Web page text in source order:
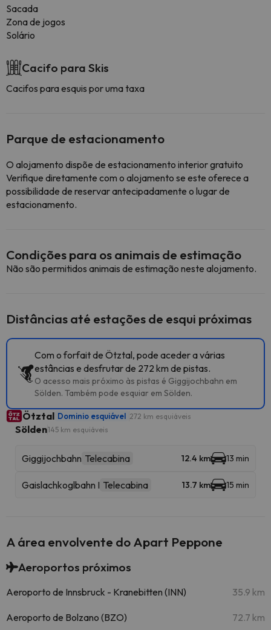
Sacada
Zona de jogos
Solário
Cacifo para Skis
Cacifos para esquis por uma taxa
Parque de estacionamento
O alojamento dispõe de estacionamento interior gratuito
Verifique diretamente com o alojamento se este oferece a
possibilidade de reservar antecipadamente o lugar de
estacionamento.
Condições para os animais de estimação
Não são permitidos animais de estimação neste alojamento.
Distâncias até estações de esqui próximas
Com o forfait de Ötztal, pode aceder a várias
estâncias e desfrutar de 272 km de pistas.
O acesso mais próximo às pistas é Giggijochbahn em
Sölden. Também pode esquiar em Sölden.
Ötztal Dominio esquiável 272 km esquiáveis
Sölden145 km esquiáveis
Giggijochbahn Telecabina 12.4 km 13 min
Gaislachkoglbahn I Telecabina 13.7 km 15 min
A área envolvente do Apart Peppone
Aeroportos próximos
Aeroporto de Innsbruck - Kranebitten (INN) 35.9 km
Aeroporto de Bolzano (BZO) 72.7 km